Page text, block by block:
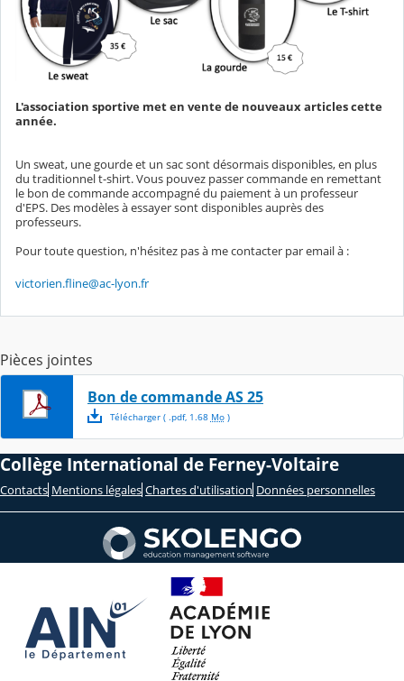
L'association sportive met en vente de nouveaux articles cette
année.
Un sweat, une gourde et un sac sont désormais disponibles, en plus
du traditionnel t-shirt. Vous pouvez passer commande en remettant
le bon de commande accompagné du paiement à un professeur
d'EPS. Des modèles à essayer sont disponibles auprès des
professeurs.
Pour toute question, n'hésitez pas à me contacter par email à :
victorien.fline@ac-lyon.fr
Pièces jointes
Bon de commande AS 25
Télécharger( .pdf, 1.68 Mo)
Collège International de Ferney-Voltaire
Contacts Mentions légales Chartes d'utilisation Données personnelles